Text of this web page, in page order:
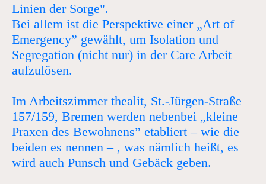
Linien der Sorge".
Bei allem ist die Perspektive einer „Art of
Emergency” gewählt, um Isolation und
Segregation (nicht nur) in der Care Arbeit
aufzulösen.
Im Arbeitszimmer thealit, St.-Jürgen-Straße
157/159, Bremen werden nebenbei „kleine
Praxen des Bewohnens” etabliert – wie die
beiden es nennen – , was nämlich heißt, es
wird auch Punsch und Gebäck geben.